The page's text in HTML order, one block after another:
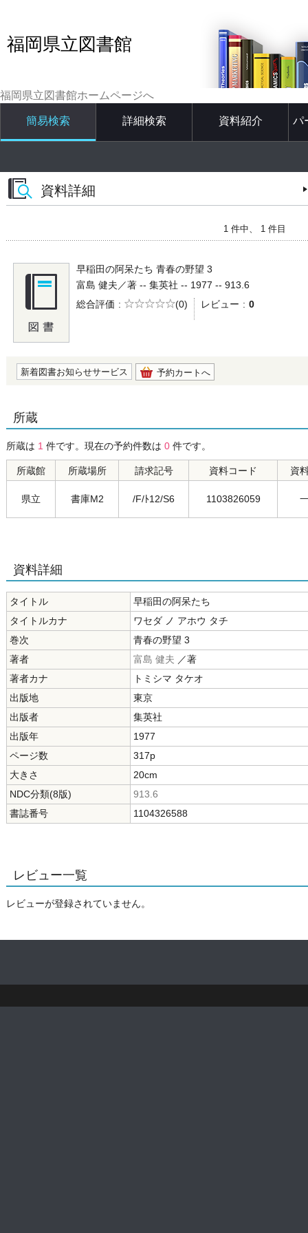
福岡県立図書館
福岡県立図書館ホームページへ
簡易検索 詳細検索 資料紹介 パ
資料詳細
1 件中、 1 件目
早稲田の阿呆たち 青春の野望 3
富島 健夫／著 -- 集英社 -- 1977 -- 913.6
総合評価
5段階評価
(0) レビュー 0
新着図書お知らせサービス 予約カートへ
所蔵
所蔵は 1 件です。現在の予約件数は 0 件です。
所蔵館 所蔵場所 請求記号 資料コード 資
県立 書庫M2 /F/ﾄ12/S6 1103826059
資料詳細
タイトル
早稲田の阿呆たち
タイトルカナ
ワセダ ノ アホウ タチ
巻次
青春の野望 3
著者
富島 健夫 ／著
著者カナ
トミシマ タケオ
出版地
東京
出版者
集英社
出版年
1977
ページ数
317p
大きさ
20cm
NDC分類(8版)
913.6
書誌番号
1104326588
レビュー一覧
レビューが登録されていません。